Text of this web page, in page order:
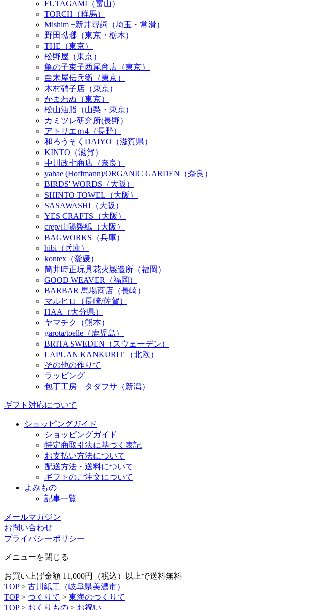
FUTAGAMI（富山）
TORCH（群馬）
Mishim +新井尋詞（埼玉・常滑）
野田琺瑯（東京・栃木）
THE（東京）
松野屋（東京）
亀の子束子西尾商店（東京）
白木屋伝兵衛（東京）
木村硝子店（東京）
かまわぬ（東京）
松山油脂（山梨・東京）
カミツレ研究所(長野）
アトリエｍ4（長野）
和ろうそくDAIYO（滋賀県）
KINTO（滋賀）
中川政七商店（奈良）
yahae (Hoffmann)/ORGANIC GARDEN（奈良）
BIRDS' WORDS（大阪）
SHINTO TOWEL（大阪）
SASAWASHI（大阪）
YES CRAFTS（大阪）
crep/山陽製紙（大阪）
BAGWORKS（兵庫）
hibi（兵庫）
kontex（愛媛）
筒井時正玩具花火製造所（福岡）
GOOD WEAVER（福岡）
BARBAR 馬場商店（長崎）
マルヒロ（長崎/佐賀）
HAA（大分県）
ヤマチク（熊本）
garota/toelle（鹿児島）
BRITA SWEDEN（スウェーデン）
LAPUAN KANKURIT （北欧）
その他の作りて
ラッピング
包丁工房 タダフサ（新潟）
ギフト対応について
ショッピングガイド
ショッピングガイド
特定商取引法に基づく表記
お支払い方法について
配送方法・送料について
ギフトのご注文について
よみもの
記事一覧
メールマガジン
お問い合わせ
プライバシーポリシー
メニューを閉じる
お買い上げ金額 11,000円（税込）以上で送料無料
TOP> 古川紙工（岐阜県美濃市）
TOP > つくりて > 東海のつくりて
TOP > おくりもの > お祝い